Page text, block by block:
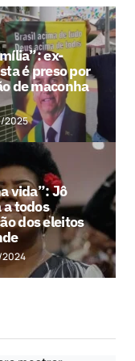
ex-
é preso por
de maconha
2025
vida”: Jô
a todos
dos eleitos
2024